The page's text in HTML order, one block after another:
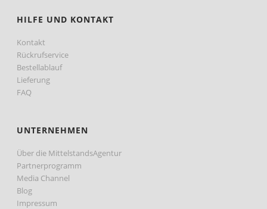
HILFE UND KONTAKT
Kontakt
Rückrufservice
Bestellablauf
Lieferung
FAQ
UNTERNEHMEN
Über die MittelstandsAgentur
Partnerprogramm
Media Channel
Blog
Impressum